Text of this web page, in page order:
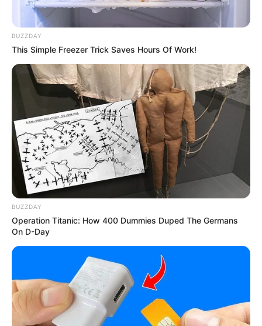
Biodata & Profil
Nama Lengkap: Adam Farrel Xavier
Nama Panggung: Adam Farrel
BUZZDAY
This Simple Freezer Trick Saves Hours Of Work!
BUZZDAY
Operation Titanic: How 400 Dummies Duped The Germans
On D-Day